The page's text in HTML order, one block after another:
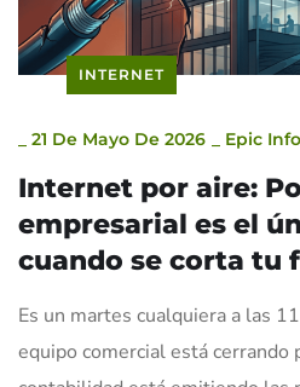
INTERNET
21 De Mayo De 2026 Epic
Internet por aire:
empresarial es el
cuando se corta tu
Es un martes cualquiera a las
equipo comercial está cerrando